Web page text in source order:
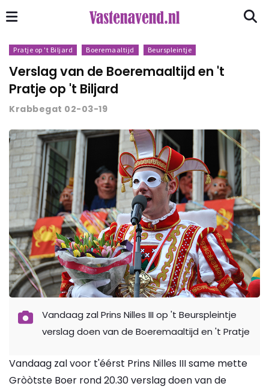
Pratje op 't Biljard Boeremaaltijd Beurspleintje
Verslag van de Boeremaaltijd en 't
Pratje op 't Biljard
Krabbegat 02-03-19
Vandaag zal Prins Nilles III op 't Beurspleintje
verslag doen van de Boeremaaltijd en 't Pratje
Vandaag zal voor t'éérst Prins Nilles III same mette
Gròòtste Boer rond 20.30 verslag doen van de